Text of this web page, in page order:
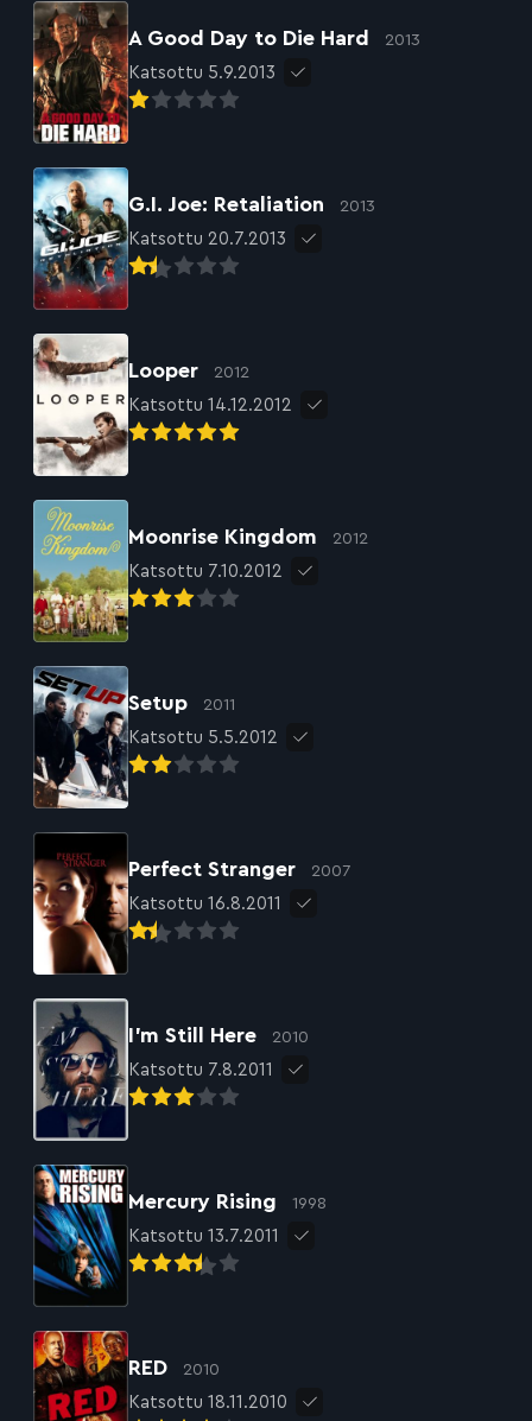
A Good Day to Die Hard 2013
Katsottu 5.9.2013
G.I. Joe: Retaliation 2013
Katsottu 20.7.2013
Looper 2012
Katsottu 14.12.2012
Moonrise Kingdom 2012
Katsottu 7.10.2012
Setup 2011
Katsottu 5.5.2012
Perfect Stranger 2007
Katsottu 16.8.2011
I’m Still Here 2010
Katsottu 7.8.2011
Mercury Rising 1998
Katsottu 13.7.2011
RED 2010
Katsottu 18.11.2010